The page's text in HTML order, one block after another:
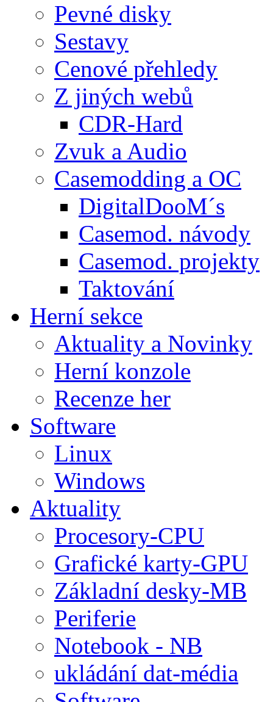
Pevné disky
Sestavy
Cenové přehledy
Z jiných webů
CDR-Hard
Zvuk a Audio
Casemodding a OC
DigitalDooM´s
Casemod. návody
Casemod. projekty
Taktování
Herní sekce
Aktuality a Novinky
Herní konzole
Recenze her
Software
Linux
Windows
Aktuality
Procesory-CPU
Grafické karty-GPU
Základní desky-MB
Periferie
Notebook - NB
ukládání dat-média